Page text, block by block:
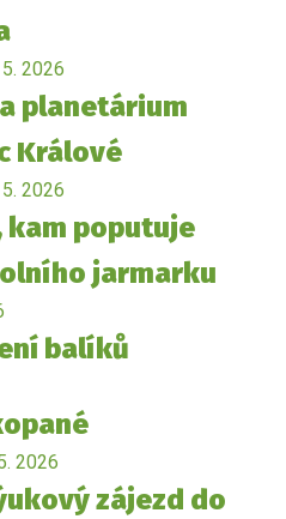
2026
planetárium
Králové
2026
kam poputuje
jarmarku
balíků
2026
zájezd do